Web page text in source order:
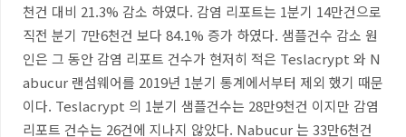
천건 대비 21.3% 감소 하였다. 감염 리포트는 1분기 14만건으로
직전 분기 7만6천건 보다84.1% 증가 하였다. 샘플건수 감소 원
인은 그 동안 감염 리포트 건수가 현저히 적은 Teslacrypt 와 N
abucur 랜섬웨어를 2019년 1분기 통계에서부터 제외 했기 때문
이다. Teslacrypt 의 1분기 샘플건수는 28만9천건 이지만 감염
리포트 건수는 26건에 지나지 않았다. Nabucur는 33만6천건